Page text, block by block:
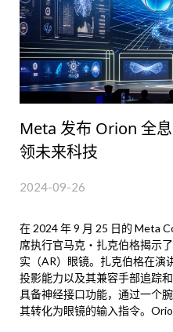
Meta 发布 Orion 全
领未来科技
2024-09-26
在 2024 年 9 月 25 日的 Meta
席执行官马克・扎克伯格揭示
实（AR）眼镜。扎克伯格在演
投影能力以及其兼容手部追踪
具备神经接口功能，通过一个
其转化为眼镜的输入指令。